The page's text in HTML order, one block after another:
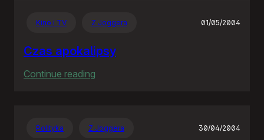
nudzi…
Kino i TV Z Joggera 01/05/2004
Czas apokalipsy
Continue reading
Polityka Z Joggera 30/04/2004